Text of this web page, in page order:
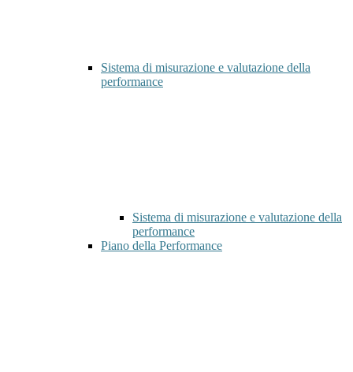
Sistema di misurazione e valutazione della
performance
Sistema di misurazione e valutazione della
performance
Piano della Performance